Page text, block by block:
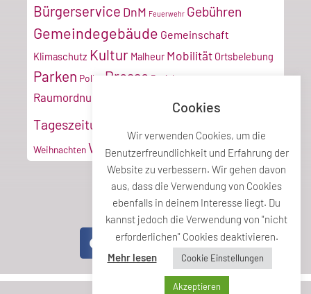
Bürgerservice DnM Feuerwehr Gebühren
Gemeindegebäude Gemeinschaft
Klimaschutz Kultur Malheur Mobilität Ortsbelebung
Parken Poller Presse Projektmanagement
Raumordnung
Tageszeitung
WeihnachtenWirtschaft
Teile diesen Beitrag
Cookies
Wir verwenden Cookies, um die
Benutzerfreundlichkeit und Erfahrung der
Website zu verbessern. Wir gehen davon
aus, dass die Verwendung von Cookies
ebenfalls in deinem Interesse liegt. Du
kannst jedoch die Verwendung von "nicht
erforderlichen" Cookies deaktivieren.
Mehr lesen
Cookie Einstellungen
Akzeptieren